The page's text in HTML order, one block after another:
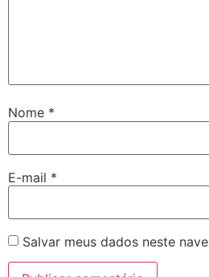
Nome *
E-mail *
Salvar meus dados neste